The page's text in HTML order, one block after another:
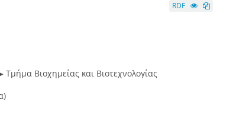
Βιοχημείας και Βιοτεχνολογίας
RDF